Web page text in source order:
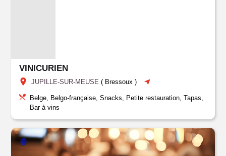
VINICURIEN
JUPILLE-SUR-MEUSE ( Bressoux )
Belge, Belgo-française, Snacks, Petite restauration, Tapas,
Bar à vins